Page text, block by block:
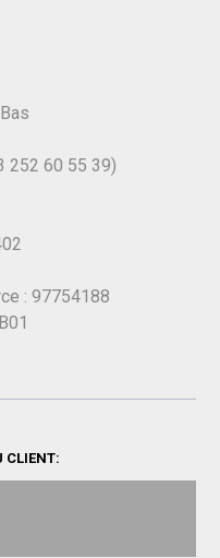
252 60 55 39)
: 97754188
CLIENT: